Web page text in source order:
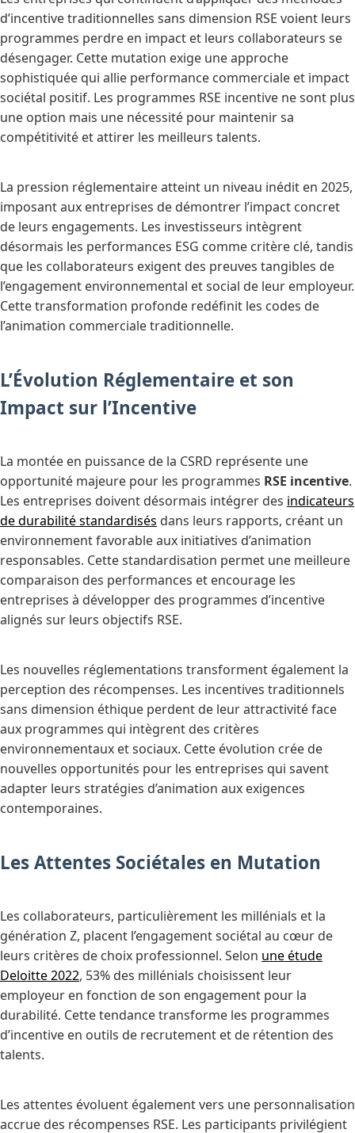
d’incentive traditionnelles sans dimension RSE voient leurs
programmes perdre en impact et leurs collaborateurs se
désengager. Cette mutation exige une approche
sophistiquée qui allie performance commerciale et impact
sociétal positif. Les programmes RSE incentive ne sont plus
une option mais une nécessité pour maintenir sa
compétitivité et attirer les meilleurs talents.
La pression réglementaire atteint un niveau inédit en 2025,
imposant aux entreprises de démontrer l’impact concret
de leurs engagements. Les investisseurs intègrent
désormais les performances ESG comme critère clé, tandis
que les collaborateurs exigent des preuves tangibles de
l’engagement environnemental et social de leur employeur.
Cette transformation profonde redéfinit les codes de
l’animation commerciale traditionnelle.
L’Évolution Réglementaire et son
Impact sur l’Incentive
La montée en puissance de la CSRD représente une
opportunité majeure pour les programmes RSE incentive.
Les entreprises doivent désormais intégrer des indicateurs
de durabilité standardisés dans leurs rapports, créant un
environnement favorable aux initiatives d’animation
responsables. Cette standardisation permet une meilleure
comparaison des performances et encourage les
entreprises à développer des programmes d’incentive
alignés sur leurs objectifs RSE.
Les nouvelles réglementations transforment également la
perception des récompenses. Les incentives traditionnels
sans dimension éthique perdent de leur attractivité face
aux programmes qui intègrent des critères
environnementaux et sociaux. Cette évolution crée de
nouvelles opportunités pour les entreprises qui savent
adapter leurs stratégies d’animation aux exigences
contemporaines.
Les Attentes Sociétales en Mutation
Les collaborateurs, particulièrement les millénials et la
génération Z, placent l’engagement sociétal au cœur de
leurs critères de choix professionnel. Selon une étude
Deloitte 2022, 53% des millénials choisissent leur
employeur en fonction de son engagement pour la
durabilité. Cette tendance transforme les programmes
d’incentive en outils de recrutement et de rétention des
talents.
Les attentes évoluent également vers une personnalisation
accrue des récompenses RSE. Les participants privilégient